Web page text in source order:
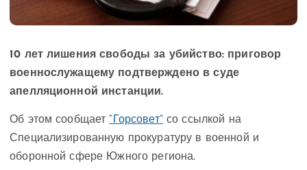
10 лет лишения свободы за убийство: приговор
военнослужащему подтверждено в суде
апелляционной инстанции.
Об этом сообщает“Горсовет” со ссылкой на
Специализированную прокуратуру в военной и
оборонной сфере Южного региона.